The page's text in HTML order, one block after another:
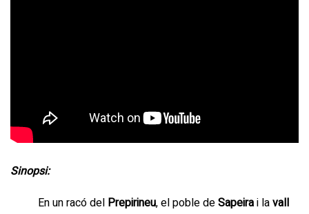
Sinopsi:
En un racó del Prepirineu, el poble deSapeirai lavall